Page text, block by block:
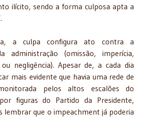
ilícito, sendo a forma culposa apta a
a culpa configura ato contra a
administração (omissão, imperícia,
negligência). Apesar de, a cada dia
mais evidente que havia uma rede de
pelos altos escalões do
figuras do Partido da Presidente,
lembrar que o impeachment já poderia